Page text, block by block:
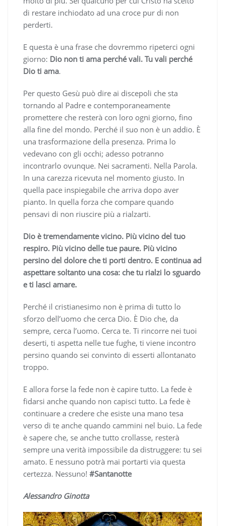
di restare inchiodato ad una croce pur di non
perderti.
E questa è una frase che dovremmo ripeterci ogni
giorno: Dio non ti ama perché vali. Tu vali perché
Dio ti ama.
Per questo Gesù può dire ai discepoli che sta
tornando al Padre e contemporaneamente
promettere che resterà con loro ogni giorno, fino
alla fine del mondo. Perché il suo non è un addio. È
una trasformazione della presenza. Prima lo
vedevano con gli occhi; adesso potranno
incontrarlo ovunque. Nei sacramenti. Nella Parola.
In una carezza ricevuta nel momento giusto. In
quella pace inspiegabile che arriva dopo aver
pianto. In quella forza che compare quando
pensavi di non riuscire più a rialzarti.
Dio è tremendamente vicino. Più vicino del tuo
respiro. Più vicino delle tue paure. Più vicino
persino del dolore che ti porti dentro. E continua ad
aspettare soltanto una cosa: che tu rialzi lo sguardo
e ti lasci amare.
Perché il cristianesimo non è prima di tutto lo
sforzo dell’uomo che cerca Dio. È Dio che, da
sempre, cerca l’uomo. Cerca te. Ti rincorre nei tuoi
deserti, ti aspetta nelle tue fughe, ti viene incontro
persino quando sei convinto di esserti allontanato
troppo.
E allora forse la fede non è capire tutto. La fede è
fidarsi anche quando non capisci tutto. La fede è
continuare a credere che esiste una mano tesa
verso di te anche quando cammini nel buio. La fede
è sapere che, se anche tutto crollasse, resterà
sempre una verità impossibile da distruggere: tu sei
amato. E nessuno potrà mai portarti via questa
certezza. Nessuno! #Santanotte
Alessandro Ginotta